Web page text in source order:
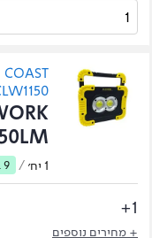
COAST
1 יח׳ / 9 במלאי
1+
+ מחירים נוספים